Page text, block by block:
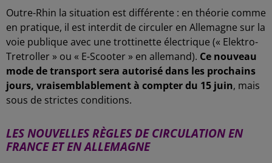
Outre-Rhin la situation est différente : en théorie comme
en pratique, il est interdit de circuler en Allemagne sur la
voie publique avec une trottinette électrique (« Elektro-
Tretroller » ou « E-Scooter » en allemand). Ce nouveau
mode de transport sera autorisé dans les prochains
jours, vraisemblablement à compter du 15 juin, mais
sous de strictes conditions.
LES NOUVELLES RÈGLES DE CIRCULATION EN
FRANCE ET EN ALLEMAGNE